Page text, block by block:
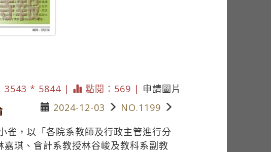
3543 * 5844 |
點閱：569 | 申請圖片
2024-12-03
NO.1199
，以「各院系教師及行政主管進行分
琪、會計系教授林谷峻及教科系副教